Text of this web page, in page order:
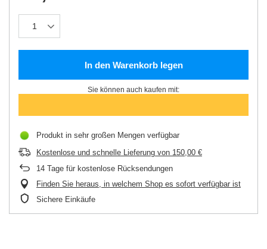
In den Warenkorb legen
Sie können auch kaufen mit:
Produkt in sehr großen Mengen verfügbar
Kostenlose und schnelle Lieferung von 150,00 €
14 Tage für kostenlose Rücksendungen
Finden Sie heraus, in welchem Shop es sofort verfügbar ist
Sichere Einkäufe